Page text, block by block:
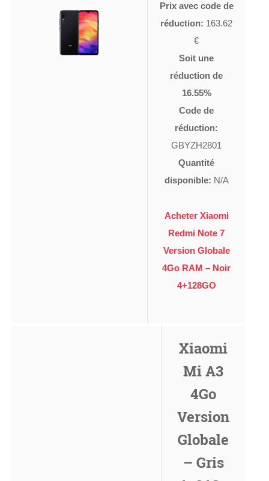
Prix avec code de
réduction: 163.62
€
Soit une
réduction de
16.55%
Code de
réduction:
GBYZH2801
Quantité
disponible: N/A
Acheter Xiaomi
Redmi Note 7
Version Globale
4Go RAM – Noir
4+128GO
Xiaomi
Mi A3
4Go
Version
Globale
– Gris